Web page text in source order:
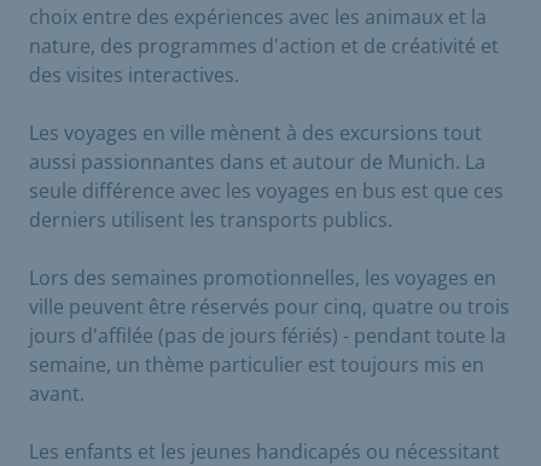
choix entre des expériences avec les animaux et la
nature, des programmes d'action et de créativité et
des visites interactives.
Les voyages en ville mènent à des excursions tout
aussi passionnantes dans et autour de Munich. La
seule différence avec les voyages en bus est que ces
derniers utilisent les transports publics.
Lors des semaines promotionnelles, les voyages en
ville peuvent être réservés pour cinq, quatre ou trois
jours d'affilée (pas de jours fériés) - pendant toute la
semaine, un thème particulier est toujours mis en
avant.
Les enfants et les jeunes handicapés ou nécessitant